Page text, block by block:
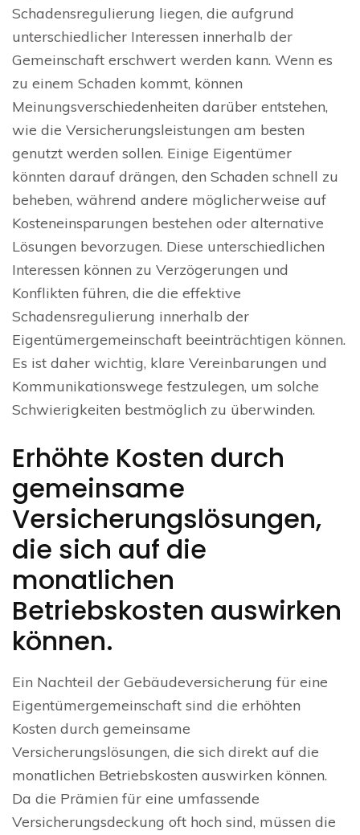
Schadensregulierung liegen, die aufgrund
unterschiedlicher Interessen innerhalb der
Gemeinschaft erschwert werden kann. Wenn es
zu einem Schaden kommt, können
Meinungsverschiedenheiten darüber entstehen,
wie die Versicherungsleistungen am besten
genutzt werden sollen. Einige Eigentümer
könnten darauf drängen, den Schaden schnell zu
beheben, während andere möglicherweise auf
Kosteneinsparungen bestehen oder alternative
Lösungen bevorzugen. Diese unterschiedlichen
Interessen können zu Verzögerungen und
Konflikten führen, die die effektive
Schadensregulierung innerhalb der
Eigentümergemeinschaft beeinträchtigen können.
Es ist daher wichtig, klare Vereinbarungen und
Kommunikationswege festzulegen, um solche
Schwierigkeiten bestmöglich zu überwinden.
Erhöhte Kosten durch
gemeinsame
Versicherungslösungen,
die sich auf die
monatlichen
Betriebskosten auswirken
können.
Ein Nachteil der Gebäudeversicherung für eine
Eigentümergemeinschaft sind die erhöhten
Kosten durch gemeinsame
Versicherungslösungen, die sich direkt auf die
monatlichen Betriebskosten auswirken können.
Da die Prämien für eine umfassende
Versicherungsdeckung oft hoch sind, müssen die